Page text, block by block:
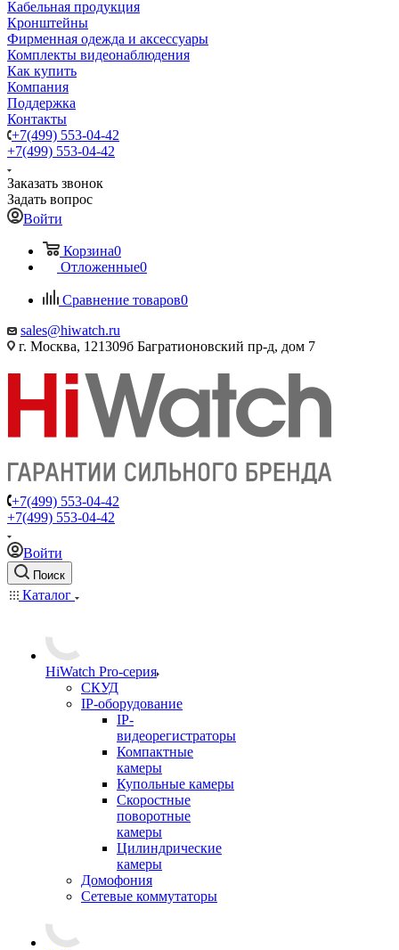
Кабельная продукция
Кронштейны
Фирменная одежда и аксессуары
Комплекты видеонаблюдения
Как купить
Компания
Поддержка
Контакты
+7(499) 553-04-42
+7(499) 553-04-42
Заказать звонок
Задать вопрос
Войти
Корзина0
Отложенные0
Сравнение товаров0
sales@hiwatch.ru
г. Москва, 121309б Багратионовский пр-д, дом 7
+7(499) 553-04-42
+7(499) 553-04-42
Войти
Поиск
Каталог
HiWatch Pro-серия
CКУД
IP-оборудование
IP-
видеорегистраторы
Компактные
камеры
Купольные камеры
Скоростные
поворотные
камеры
Цилиндрические
камеры
Домофония
Сетевые коммутаторы